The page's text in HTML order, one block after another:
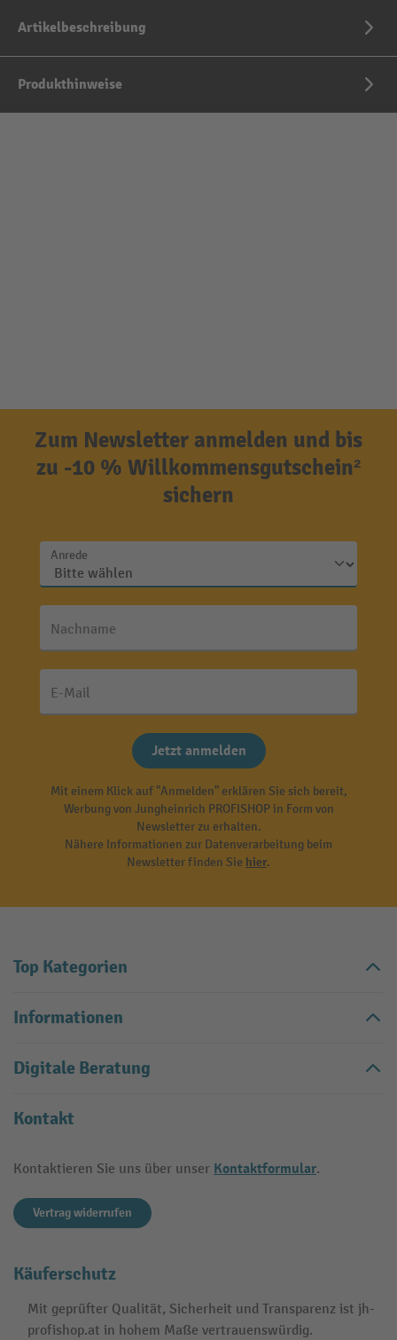
Artikelbeschreibung
Produkthinweise
Zum Newsletter anmelden und bis
zu -10 % Willkommensgutschein²
sichern
Anrede
Nachname
E-Mail
Jetzt anmelden
Mit einem Klick auf "Anmelden" erklären Sie sich bereit,
Werbung von Jungheinrich PROFISHOP in Form von
Newsletter zu erhalten.
Nähere Informationen zur Datenverarbeitung beim
Newsletter finden Sie hier.
Top Kategorien
Informationen
Digitale Beratung
Kontakt
Kontaktieren Sie uns über unser Kontaktformular.
Vertrag widerrufen
Käuferschutz
Mit geprüfter Qualität, Sicherheit und Transparenz ist jh-
profishop.at in hohem Maße vertrauenswürdig.